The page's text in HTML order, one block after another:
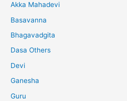
Akka Mahadevi
Basavanna
Bhagavadgita
Dasa Others
Devi
Ganesha
Guru